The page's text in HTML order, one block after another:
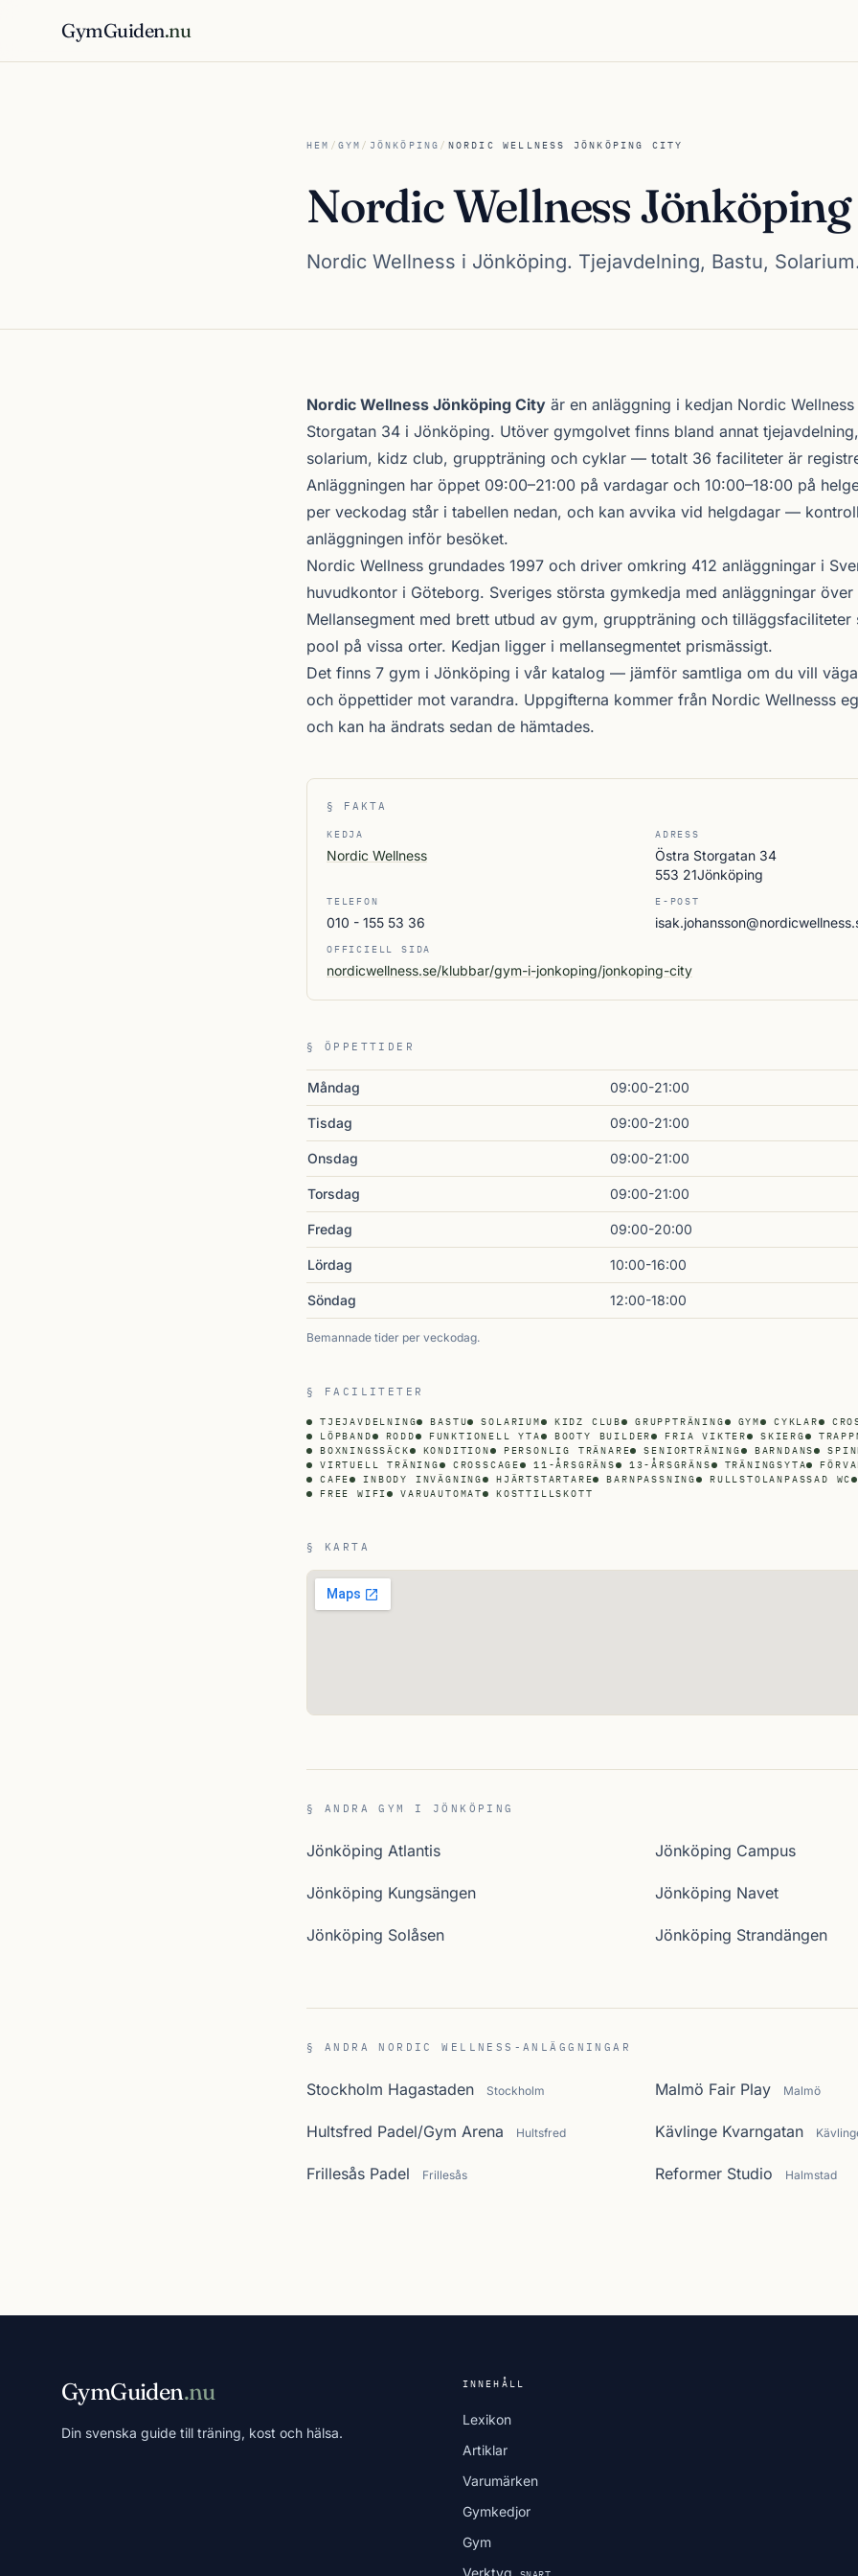
GymGuiden.nu
HEM / GYM / JÖNKÖPING / NORDIC WELLNESS JÖNKÖPING CITY
Nordic Wellness
Nordic Wellness i Jönköping. Tjejavdelning, Bastu,
Om Nordic Wellness Jönköping City
Nordic Wellness Jönköping City är en anläggning i kedjan Nordic Wellness
Storgatan 34 i Jönköping. Utöver gymgolvet finns bland annat
solarium, kidz club, gruppträning och cyklar — totalt 36 faciliteter är
Anläggningen har öppet 09:00–21:00 på vardagar och 10:00–18:00 på
per veckodag står i tabellen nedan, och kan avvika vid helgdagar —
anläggningen inför besöket.
Nordic Wellness grundades 1997 och driver omkring 412 anläggningar i
huvudkontor i Göteborg. Sveriges största gymkedja med anläggningar över
Mellansegment med brett utbud av gym, gruppträning och tilläggsfaciliteter
pool på vissa orter. Kedjan ligger i mellansegmentet prismässigt.
Det finns 7 gym i Jönköping i vår katalog — jämför samtliga om du vill
och öppettider mot varandra. Uppgifterna kommer från Nordic Wellnesss
och kan ha ändrats sedan de hämtades.
§ FAKTA
KEDJA
Nordic Wellness
ADRESS
Östra Storgatan 34
553 21Jönköping
TELEFON
010 - 155 53 36
E-POST
OFFICIELL SIDA
nordicwellness.se/klubbar/gym-i-jonkoping/jonkoping-city
§ ÖPPETTIDER
Måndag 09:00-21:00
Tisdag 09:00-21:00
Onsdag 09:00-21:00
Torsdag 09:00-21:00
Fredag 09:00-20:00
Lördag 10:00-16:00
Söndag 12:00-18:00
Bemannade tider per veckodag.
§ FACILITETER
TJEJAVDELNING BASTU SOLARIUM KIDZ CLUB GRUPPTRÄNING GYM CYKLAR
LÖPBAND
RODD FUNKTIONELL YTA BOOTY BUILDER FRIA VIKTER SKIERG
BOXNINGSSÄCK
KONDITION PERSONLIG TRÄNARE SENIORTRÄNING BARNDANS
VIRTUELL TRÄNING
CROSSCAGE 11-ÅRSGRÄNS 13-ÅRSGRÄNS TRÄNINGSYTA
CAFE
INBODY INVÄGNING HJÄRTSTARTARE BARNPASSNING
RULLSTOLANPASSAD WC
FREE WIFI
VARUAUTOMAT KOSTTILLSKOTT
§ KARTA
§ ANDRA GYM I JÖNKÖPING
Jönköping Atlantis Jönköping Campus
Jönköping Kungsängen Jönköping Navet
Jönköping Solåsen Jönköping Strandängen
§ ANDRA NORDIC WELLNESS-ANLÄGGNINGAR
Stockholm Hagastaden Stockholm Malmö Fair Play Malmö
Hultsfred Padel/Gym Arena Hultsfred Kävlinge Kvarngatan
Frillesås Padel Frillesås Reformer Studio Halmstad
GymGuiden.nu
Din svenska guide till träning, kost och hälsa.
INNEHÅLL
Lexikon
Artiklar
Varumärken
Gymkedjor
Gym
Verktyg